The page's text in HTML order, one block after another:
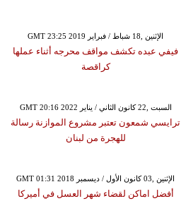
GMT 23:25 2019 الإثنين ,18 شباط / فبراير
فيفي عبده تكشف مواقف محرجه أثناء عملها
كراقصة
GMT 20:16 2022 السبت ,22 كانون الثاني / يناير
ترايسي شمعون تعتبر مشروع الموازنة رسالة
للهجرة من لبنان
GMT 01:31 2018 الإثنين ,03 كانون الأول / ديسمبر
أفضل اماكن لقضاء شهر العسل في أميركا